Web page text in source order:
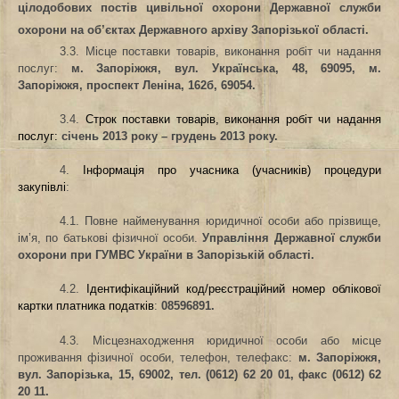
цілодобових постів цивільної охорони Державної служби
охорони на об’єктах Державного архіву Запорізької області.
3.3. Місце поставки товарів, виконання робіт чи надання
послуг:
м. Запоріжжя, вул. Українська, 48, 69095, м.
Запоріжжя, проспект Леніна, 162б, 69054.
3.4. Строк поставки товарів, виконання робіт чи надання
послуг: січень 2013 року – грудень 2013 року.
4.
Інформація про учасника (учасників) процедури
закупівлі:
4.1. Повне найменування юридичної особи або прізвище,
ім’я, по батькові фізичної особи.Управління Державної служби
охорони при ГУМВС України в Запорізькій області.
4.2.
Ідентифікаційний код/реєстраційний номер облікової
картки платника податків: 08596891.
4.3. Місцезнаходження юридичної особи або місце
проживання фізичної особи, телефон, телефакс: м. Запоріжжя,
вул. Запорізька, 15, 69002, тел. (0612) 62 20 01, факс (0612) 62
20 11.